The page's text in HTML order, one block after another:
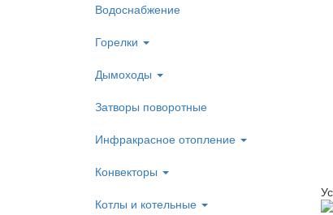
Водоснабжение
Горелки
Дымоходы
Затворы поворотные
Инфракрасное отопление
Конвекторы
Котлы и котельные